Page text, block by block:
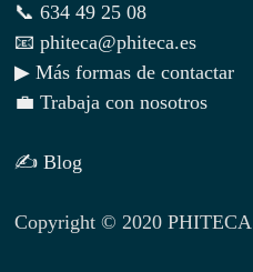
📞 634 49 25 08
📧 phiteca@phiteca.es
▶ Más formas de contactar
💼 Trabaja con nosotros
✍ Blog
Copyright © 2020 PHITECA